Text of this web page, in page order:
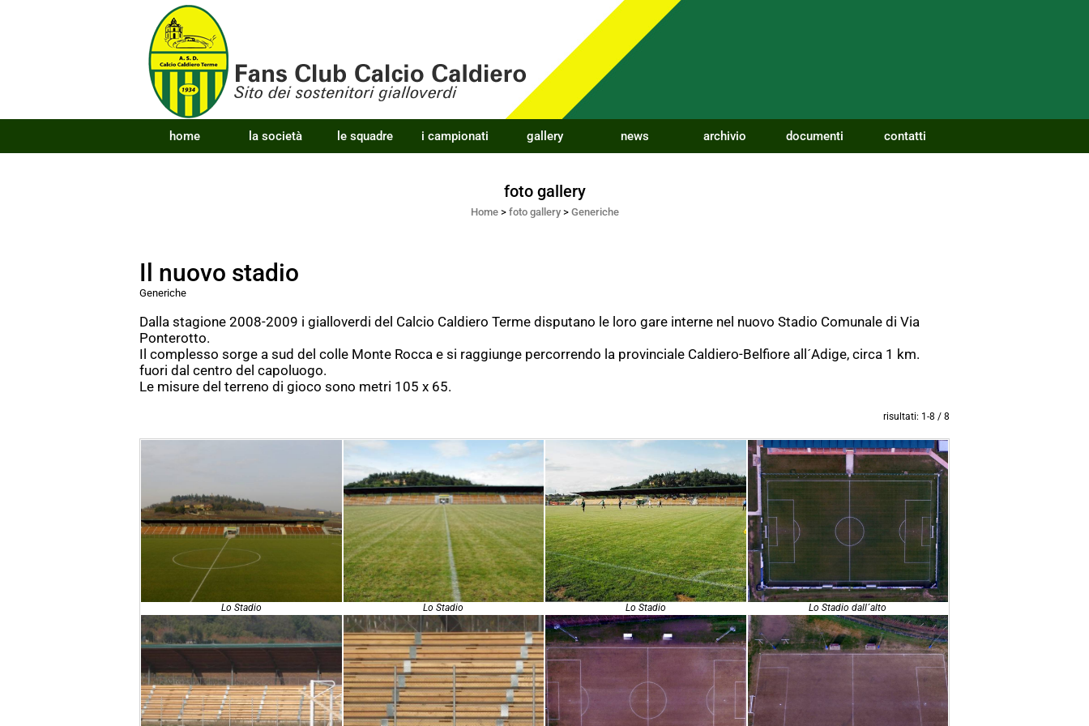
home la società le squadre i campionati gallery news archivio documenti contatti
foto gallery
Home> foto gallery> Generiche
Il nuovo stadio
Generiche
Dalla stagione 2008-2009 i gialloverdi del Calcio Caldiero Terme disputano le loro gare interne nel nuovo Stadio Comunale di Via
Ponterotto.
Il complesso sorge a sud del colle Monte Rocca e si raggiunge percorrendo la provinciale Caldiero-Belfiore all´Adige, circa 1 km.
fuori dal centro del capoluogo.
Le misure del terreno di gioco sono metri 105 x 65.
risultati: 1-8 / 8
Lo Stadio Lo Stadio Lo Stadio Lo Stadio dall´alto